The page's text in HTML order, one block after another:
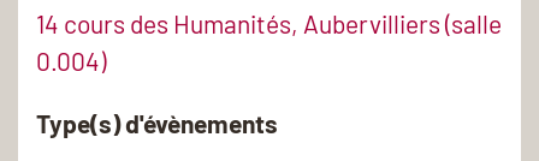
14 cours des Humanités, Aubervilliers (salle
0.004)
Type(s) d'évènements